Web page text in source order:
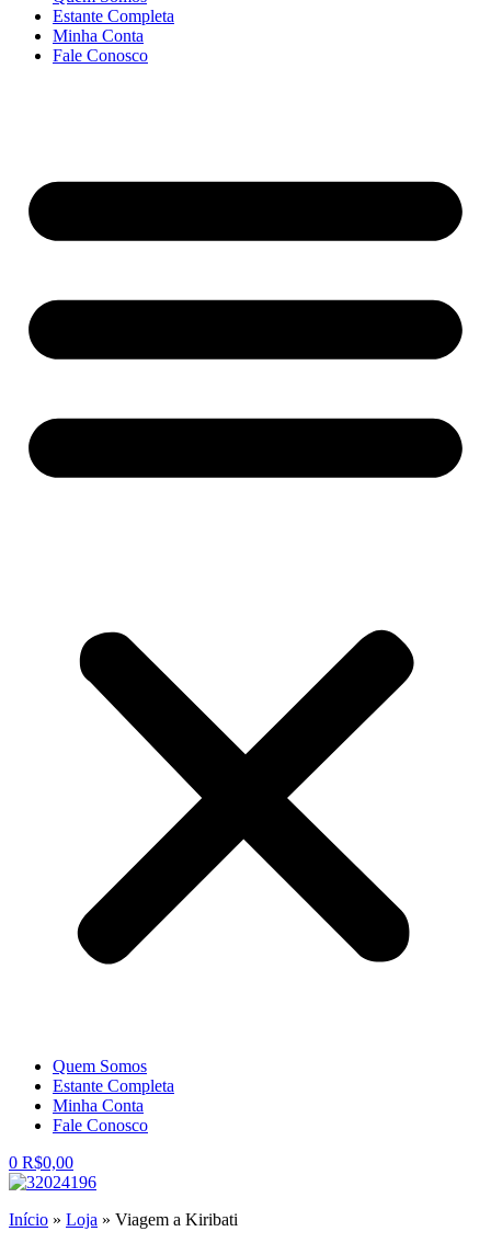
Estante Completa
Minha Conta
Fale Conosco
Quem Somos
Estante Completa
Minha Conta
Fale Conosco
0 R$0,00
Início » Loja » Viagem a Kiribati